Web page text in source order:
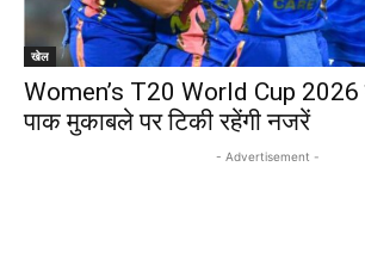
खेल
Women’s T20 World Cup 2026
पाक मुकाबले पर टिकी रहेंगी नजरें
- Advertisement -